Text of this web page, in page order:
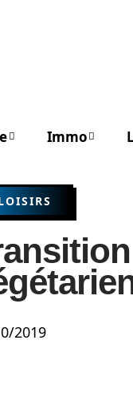
Immo
2019